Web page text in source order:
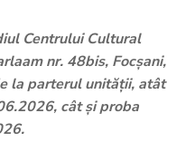
Centrului Cultural
nr. 48bis, Focșani,
la parterul unității, atât
cât și proba